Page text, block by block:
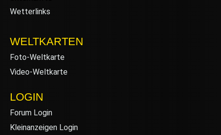
Wetterlinks
WELTKARTEN
Foto-Weltkarte
Video-Weltkarte
LOGIN
Forum Login
Kleinanzeigen Login